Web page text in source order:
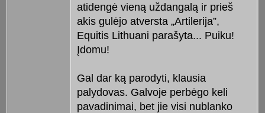
atidengė vieną uždangalą ir prieš
akis gulėjo atversta „Artilerija”,
Equitis Lithuani parašyta... Puiku!
Įdomu!
Gal dar ką parodyti, klausia
palydovas. Galvoje perbėgo keli
pavadinimai, bet jie visi nublanko